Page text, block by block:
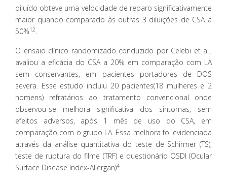
diluído obteve uma velocidade de reparo significativamente
maior quando comparado às outras 3 diluições de CSA a
50%12.
O ensaio clínico randomizado conduzido por Celebi et al.,
avaliou a eficácia do CSA a 20% em comparação com LA
sem conservantes, em pacientes portadores de DOS
severa. Esse estudo incluiu 20 pacientes(18 mulheres e 2
homens) refratários ao tratamento convencional onde
observou-se melhora significativa dos sintomas, sem
efeitos adversos, após 1 mês de uso do CSA, em
comparação com o grupo LA. Essa melhora foi evidenciada
através da análise quantitativa do teste de Schirmer (TS),
teste de ruptura do filme (TRF) e questionário OSDI (Ocular
Surface Disease Index-Allergan)4.